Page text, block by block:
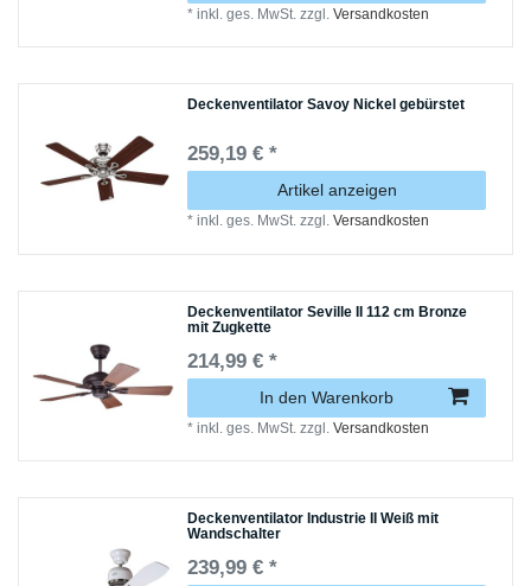
*inkl. ges. MwSt. zzgl.Versandkosten
Deckenventilator Savoy Nickel gebürstet
259,19 € *
Artikel anzeigen
*inkl. ges. MwSt. zzgl.Versandkosten
Deckenventilator Seville II 112 cm Bronze
mit Zugkette
214,99 € *
In den Warenkorb
*inkl. ges. MwSt. zzgl.Versandkosten
Deckenventilator Industrie II Weiß mit
Wandschalter
239,99 € *